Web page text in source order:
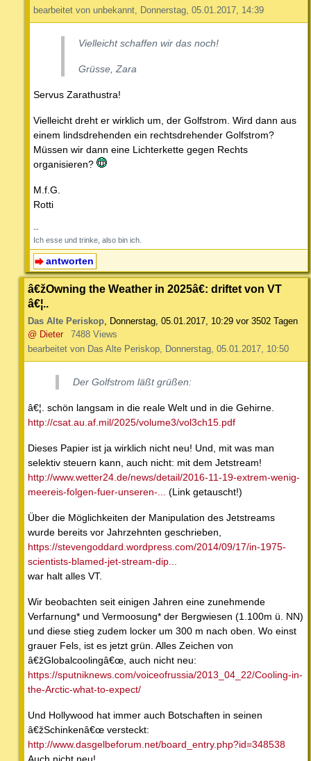
bearbeitet von unbekannt, Donnerstag, 05.01.2017, 14:39
Vielleicht schaffen wir das noch!
Grüsse, Zara
Servus Zarathustra!
Vielleicht dreht er wirklich um, der Golfstrom. Wird dann aus
einem lindsdrehenden ein rechtsdrehender Golfstrom?
Müssen wir dann eine Lichterkette gegen Rechts
organisieren?
M.f.G.
Rotti
--
Ich esse und trinke, also bin ich.
antworten
â€žOwning the Weather in 2025â€: driftet von VT
â€¦..
Das Alte Periskop Donnerstag, 05.01.2017, 10:29 vor 3502 Tagen
@ Dieter
7488 Views
bearbeitet von Das Alte Periskop, Donnerstag, 05.01.2017, 10:50
Der Golfstrom läßt grüßen:
â€¦. schön langsam in die reale Welt und in die Gehirne.
http://csat.au.af.mil/2025/volume3/vol3ch15.pdf
Dieses Papier ist ja wirklich nicht neu! Und, mit was man
selektiv steuern kann, auch nicht: mit dem Jetstream!
http://www.wetter24.de/news/detail/2016-11-19-extrem-wenig-
meereis-folgen-fuer-unseren-...
(Link getauscht!)
Über die Möglichkeiten der Manipulation des Jetstreams
wurde bereits vor Jahrzehnten geschrieben,
https://stevengoddard.wordpress.com/2014/09/17/in-1975-
scientists-blamed-jet-stream-dip...
war halt alles VT.
Wir beobachten seit einigen Jahren eine zunehmende
Verfarnung* und Vermoosung* der Bergwiesen (1.100m ü. NN)
und diese stieg zudem locker um 300 m nach oben. Wo einst
grauer Fels, ist es jetzt grün. Alles Zeichen von
â€žGlobalcoolingâ€œ, auch nicht neu:
https://sputniknews.com/voiceofrussia/2013_04_22/Cooling-in-
the-Arctic-what-to-expect/
Und Hollywood hat immer auch Botschaften in seinen
â€žSchinkenâ€œ versteckt:
http://www.dasgelbeforum.net/board_entry.php?id=348538
Auch nicht neu!